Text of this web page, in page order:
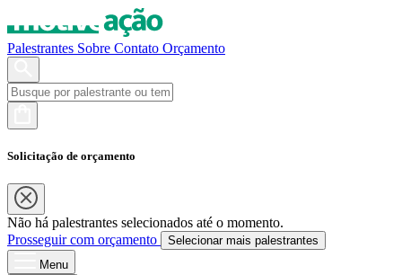
Palestrantes Sobre Contato Orçamento
Solicitação de orçamento
Não há palestrantes selecionados até o momento.
Prosseguir com orçamento
Selecionar mais palestrantes
Menu